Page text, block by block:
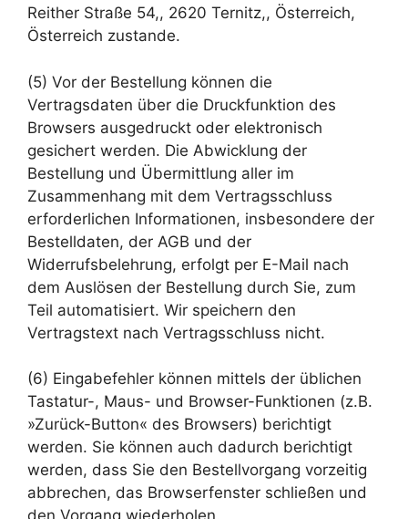
Reither Straße 54,, 2620 Ternitz,, Österreich,
Österreich zustande.
(5) Vor der Bestellung können die
Vertragsdaten über die Druckfunktion des
Browsers ausgedruckt oder elektronisch
gesichert werden. Die Abwicklung der
Bestellung und Übermittlung aller im
Zusammenhang mit dem Vertragsschluss
erforderlichen Informationen, insbesondere der
Bestelldaten, der AGB und der
Widerrufsbelehrung, erfolgt per E-Mail nach
dem Auslösen der Bestellung durch Sie, zum
Teil automatisiert. Wir speichern den
Vertragstext nach Vertragsschluss nicht.
(6) Eingabefehler können mittels der üblichen
Tastatur-, Maus- und Browser-Funktionen (z.B.
»Zurück-Button« des Browsers) berichtigt
werden. Sie können auch dadurch berichtigt
werden, dass Sie den Bestellvorgang vorzeitig
abbrechen, das Browserfenster schließen und
den Vorgang wiederholen.